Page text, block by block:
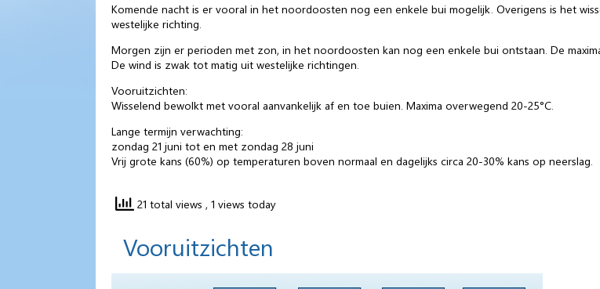
Komende nacht is er vooral in het noordoosten nog een enkele bui mogelijk. Overigens is het
westelijke richting.
Morgen zijn er perioden met zon, in het noordoosten kan nog een enkele bui ontstaan. De
De wind is zwak tot matig uit westelijke richtingen.
Vooruitzichten:
Wisselend bewolkt met vooral aanvankelijk af en toe buien. Maxima overwegend 20-25°C.
Lange termijn verwachting:
zondag 21 juni tot en met zondag 28 juni
Vrij grote kans (60%) op temperaturen boven normaal en dagelijks circa 20-30% kans op neerslag.
21 total views , 1 views today
Vooruitzichten